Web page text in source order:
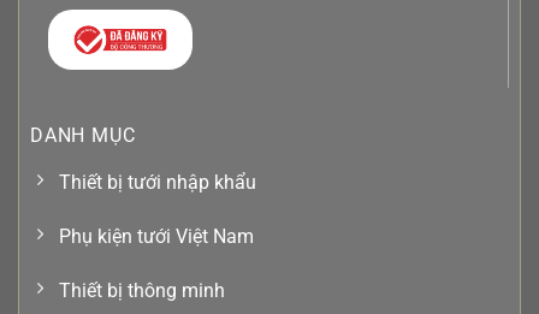
DANH MỤC
Thiết bị tưới nhập khẩu
Phụ kiện tưới Việt Nam
Thiết bị thông minh